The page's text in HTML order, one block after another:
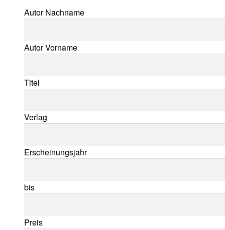
Suche nach:
Autor Nachname
Autor Vorname
Titel
Verlag
Erscheinungsjahr
bis
Preis